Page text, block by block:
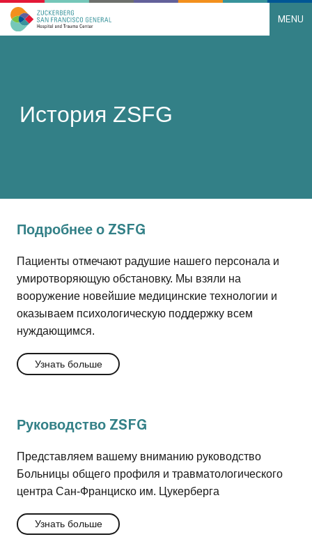
Main Navigation MENU
История ZSFG
Подробнее о ZSFG
Пациенты отмечают радушие нашего персонала и
умиротворяющую обстановку. Мы взяли на
вооружение новейшие медицинские технологии и
оказываем психологическую поддержку всем
нуждающимся.
Узнать больше
Руководство ZSFG
Представляем вашему вниманию руководство
Больницы общего профиля и травматологического
центра Сан-Франциско им. Цукерберга
Узнать больше